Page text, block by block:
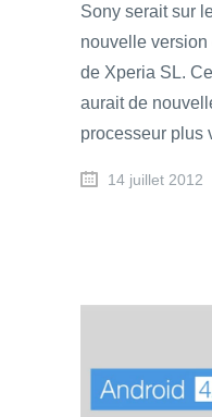
Sony serait sur
nouvelle
de Xperia SL.
aurait de
processeur plus
14 juillet 2012